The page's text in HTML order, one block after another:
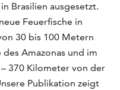
Brasilien ausgesetzt.
Feuerfische in
30 bis 100 Metern
Amazonas und im
370 Kilometer von der
Publikation zeigt